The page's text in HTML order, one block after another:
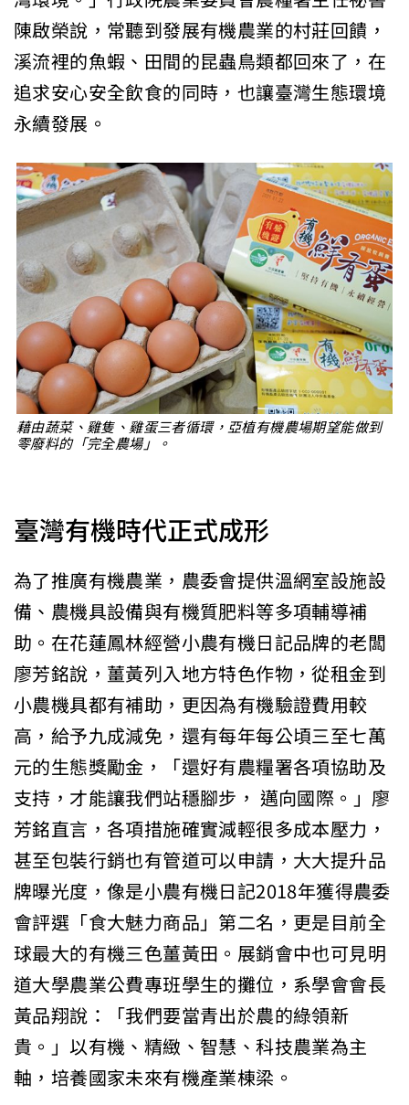
陳啟榮說，常聽到發展有機農業的村莊回饋，
溪流裡的魚蝦、田間的昆蟲鳥類都回來了，在
追求安心安全飲食的同時，也讓臺灣生態環境
永續發展。
藉由蔬菜、雞隻、雞蛋三者循環，亞植有機農場期望能做到
零廢料的「完全農場」。
臺灣有機時代正式成形
為了推廣有機農業，農委會提供溫網室設施設
備、農機具設備與有機質肥料等多項輔導補
助。在花蓮鳳林經營小農有機日記品牌的老闆
廖芳銘說，薑黃列入地方特色作物，從租金到
小農機具都有補助，更因為有機驗證費用較
高，給予九成減免，還有每年每公頃三至七萬
元的生態獎勵金，「還好有農糧署各項協助及
支持，才能讓我們站穩腳步， 邁向國際。」廖
芳銘直言，各項措施確實減輕很多成本壓力，
甚至包裝行銷也有管道可以申請，大大提升品
牌曝光度，像是小農有機日記2018年獲得農委
會評選「食大魅力商品」第二名，更是目前全
球最大的有機三色薑黃田。展銷會中也可見明
道大學農業公費專班學生的攤位，系學會會長
黃品翔說：「我們要當青出於農的綠領新
貴。」以有機、精緻、智慧、科技農業為主
軸，培養國家未來有機產業棟梁。